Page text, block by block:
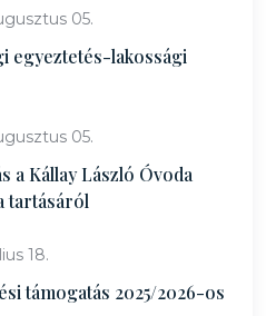
05.
egyeztetés-lakossági
05.
a Kállay László Óvoda
tartásáról
18.
támogatás 2025/2026-os